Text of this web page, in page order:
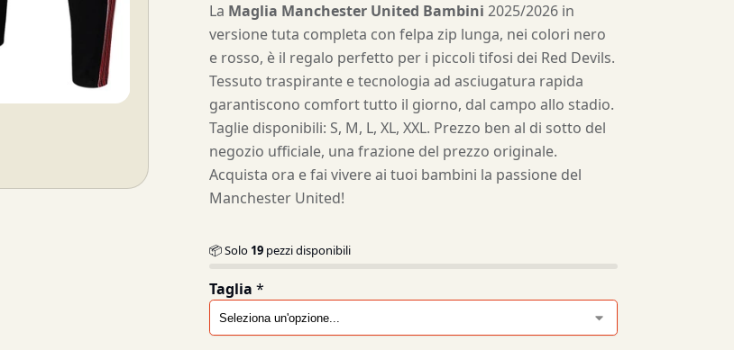
La Maglia Manchester United Bambini 2025/2026 in
versione tuta completa con felpa zip lunga, nei colori nero
e rosso, è il regalo perfetto per i piccoli tifosi dei Red Devils.
Tessuto traspirante e tecnologia ad asciugatura rapida
garantiscono comfort tutto il giorno, dal campo allo stadio.
Taglie disponibili: S, M, L, XL, XXL. Prezzo ben al di sotto del
negozio ufficiale, una frazione del prezzo originale.
Acquista ora e fai vivere ai tuoi bambini la passione del
Manchester United!
📦 Solo 19 pezzi disponibili
Taglia *